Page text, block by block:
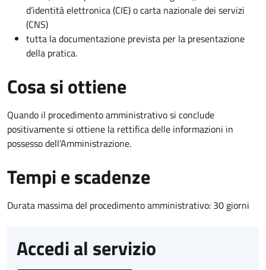
d’identità elettronica (CIE) o carta nazionale dei servizi
(CNS)
tutta la documentazione prevista per la presentazione
della pratica.
Cosa si ottiene
Quando il procedimento amministrativo si conclude
positivamente si ottiene la rettifica delle informazioni in
possesso dell'Amministrazione.
Tempi e scadenze
Durata massima del procedimento amministrativo: 30 giorni
Accedi al servizio